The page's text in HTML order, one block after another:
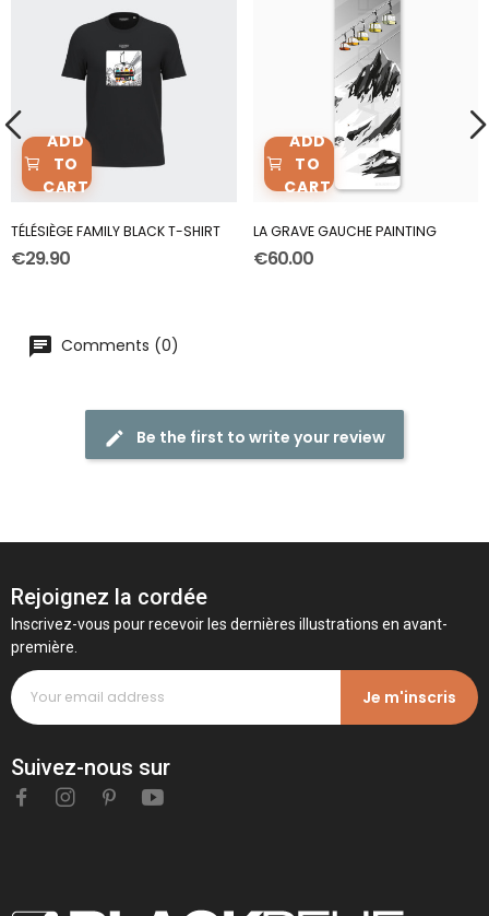
ADD
TO
CART
TÉLÉSIÈGE FAMILY BLACK T-SHIRT
€29.90
ADD
TO
CART
LA GRAVE GAUCHE PAINTING
€60.00
Comments (0)
Be the first to write your review
Rejoignez la cordée
Inscrivez-vous pour recevoir les dernières illustrations en avant-
première.
Je m'inscris
Suivez-nous sur